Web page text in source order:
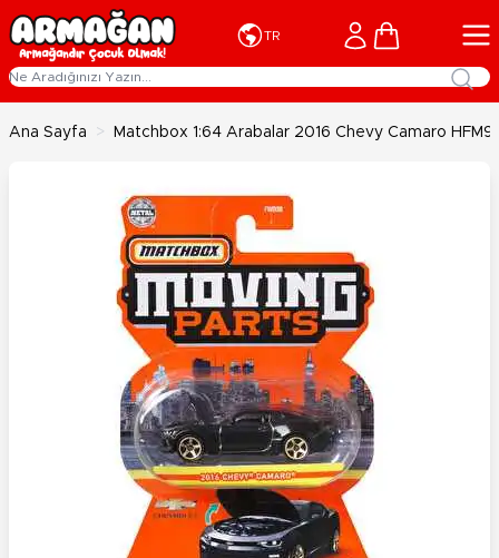
İçeriğe geç
TR Cart
Ana Sayfa > Matchbox 1:64 Arabalar 2016 Chevy Camaro